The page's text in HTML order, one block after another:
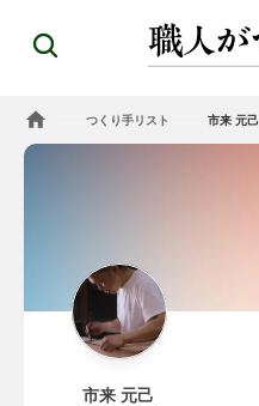
つくり手リスト 市来 元己
市来 元己